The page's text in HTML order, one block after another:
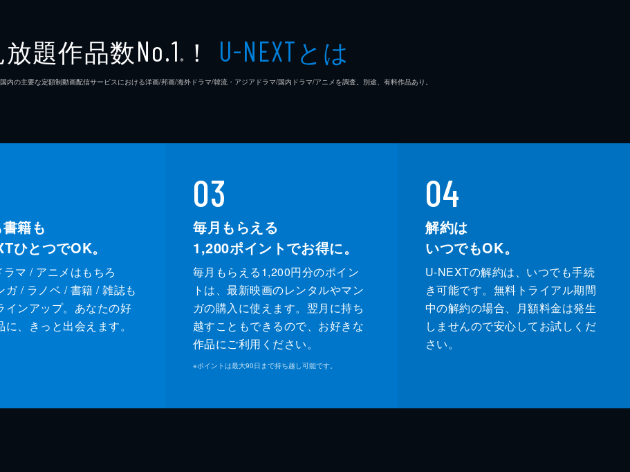
放題作品数No.1 ※ ！ U-NEXTとは
の主要な定額制動画配信サービスにおける洋画/邦画/海外ドラマ/韓流・アジアドラマ/国内ドラマ/アニメを調査。別途、有料作品あり。
籍も
ひとつでOK。
ラマ / アニメはもちろ
ガ / ラノベ / 書籍 / 雑誌も
インアップ。あなたの好
に、きっと出会えます。
03
毎月もらえる
1,200ポイントでお得に。
毎月もらえる1,200円分のポイン
トは、最新映画のレンタルやマン
ガの購入に使えます。翌月に持ち
越すこともできるので、お好きな
作品にご利用ください。
※ポイントは最大90日まで持ち越し可能です。
04
解約は
いつでもOK。
U-NEXTの解約は、いつでも手続
き可能です。無料トライアル期間
中の解約の場合、月額料金は発生
しませんので安心してお試しくだ
さい。